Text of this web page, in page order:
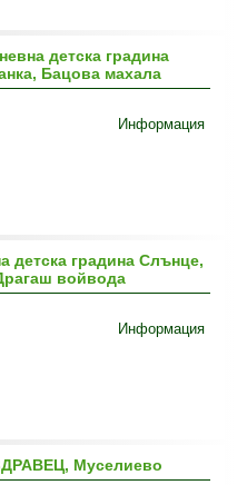
детска градина
Бацова махала
Информация
детска градина Слънце,
войвода
Информация
Муселиево